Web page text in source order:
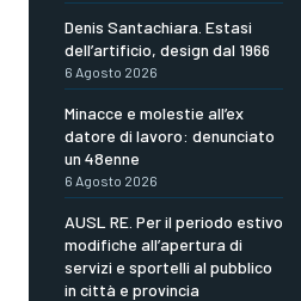
Denis Santachiara. Estasi
dell’artificio, design dal 1966
6 Agosto 2026
Minacce e molestie all’ex
datore di lavoro: denunciato
un 48enne
6 Agosto 2026
AUSL RE. Per il periodo estivo
modifiche all’apertura di
servizi e sportelli al pubblico
in città e provincia